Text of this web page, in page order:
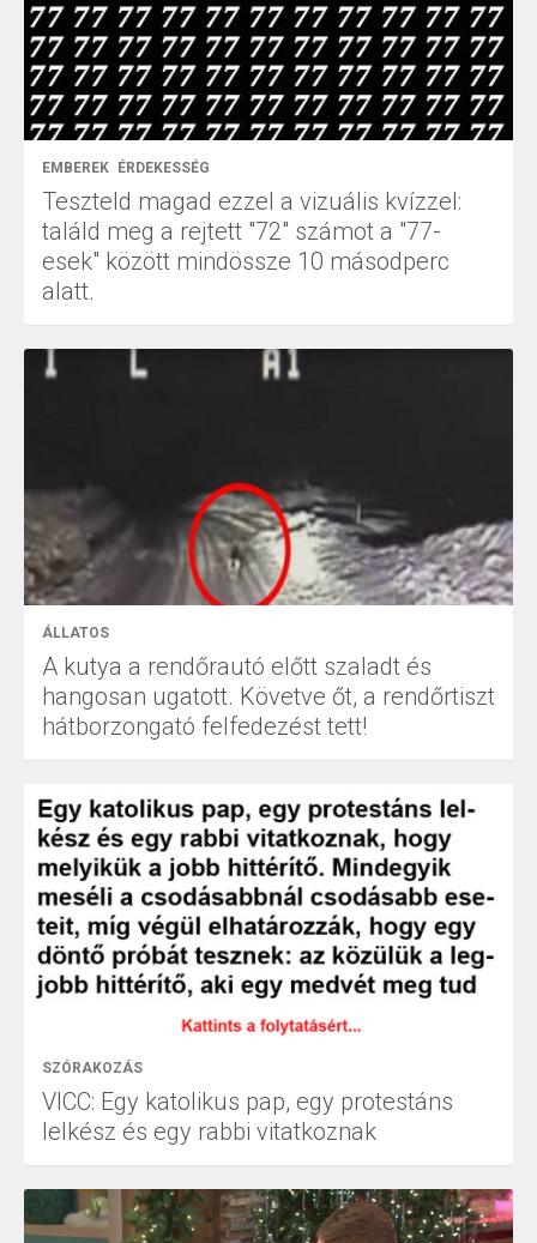
EMBEREK ÉRDEKESSÉG
Teszteld magad ezzel a vizuális kvízzel:
találd meg a rejtett "72" számot a "77-
esek" között mindössze 10 másodperc
alatt.
ÁLLATOS
A kutya a rendőrautó előtt szaladt és
hangosan ugatott. Követve őt, a rendőrtiszt
hátborzongató felfedezést tett!
SZÓRAKOZÁS
VICC: Egy katolikus pap, egy protestáns
lelkész és egy rabbi vitatkoznak